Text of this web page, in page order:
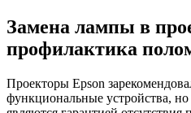
Замена лампы в
профилактика
Проекторы Epson
функциональные устройства,